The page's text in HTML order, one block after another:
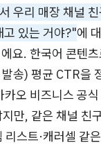
우리 매장 채널
고 있는 거야?"에
요. 한국어 콘텐
송) 평균 CTR을
카오 비즈니스 공
만, 같은 채널 친
리스트·캐러셀 같